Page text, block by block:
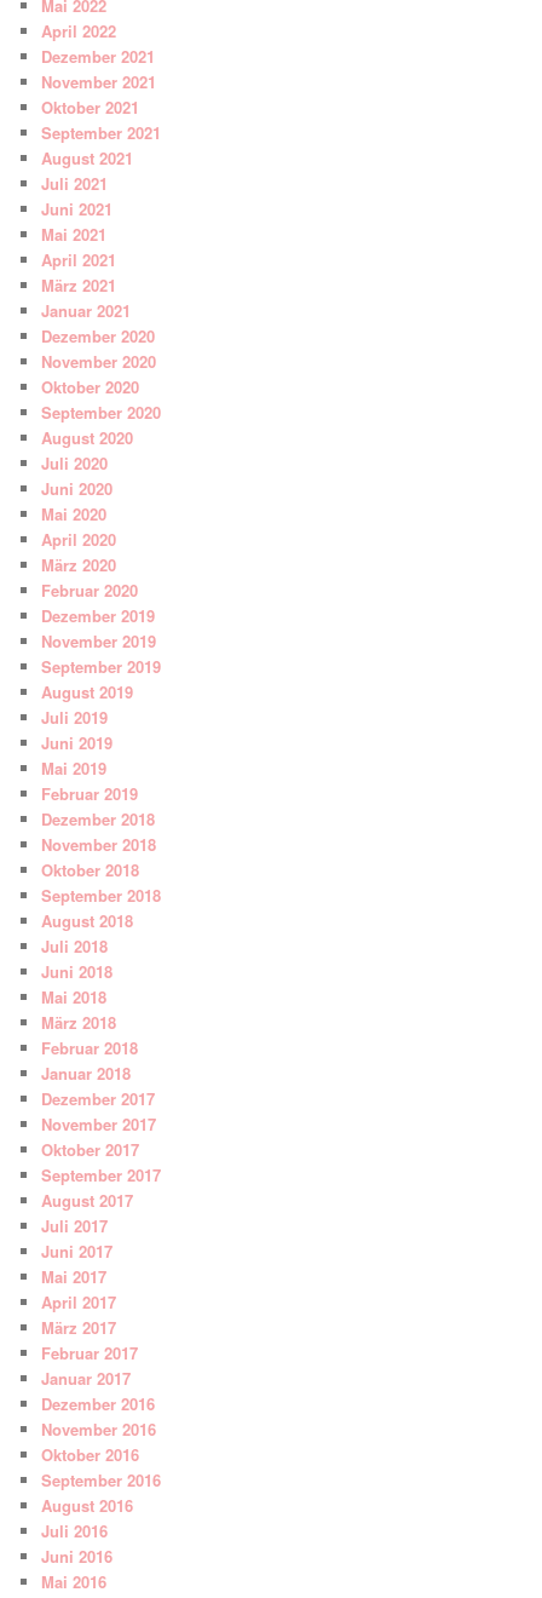
Mai 2022
April 2022
Dezember 2021
November 2021
Oktober 2021
September 2021
August 2021
Juli 2021
Juni 2021
Mai 2021
April 2021
März 2021
Januar 2021
Dezember 2020
November 2020
Oktober 2020
September 2020
August 2020
Juli 2020
Juni 2020
Mai 2020
April 2020
März 2020
Februar 2020
Dezember 2019
November 2019
September 2019
August 2019
Juli 2019
Juni 2019
Mai 2019
Februar 2019
Dezember 2018
November 2018
Oktober 2018
September 2018
August 2018
Juli 2018
Juni 2018
Mai 2018
März 2018
Februar 2018
Januar 2018
Dezember 2017
November 2017
Oktober 2017
September 2017
August 2017
Juli 2017
Juni 2017
Mai 2017
April 2017
März 2017
Februar 2017
Januar 2017
Dezember 2016
November 2016
Oktober 2016
September 2016
August 2016
Juli 2016
Juni 2016
Mai 2016